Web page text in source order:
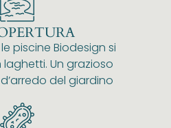
piscine Biodesign si
Un grazioso
del giardino